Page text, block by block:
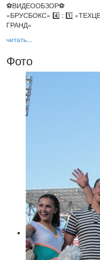
⚽️ВИДЕООБЗОР⚽️
«БРУСБОКС» 4️⃣ : 1️⃣
ГРАНД»
читать...
Фото